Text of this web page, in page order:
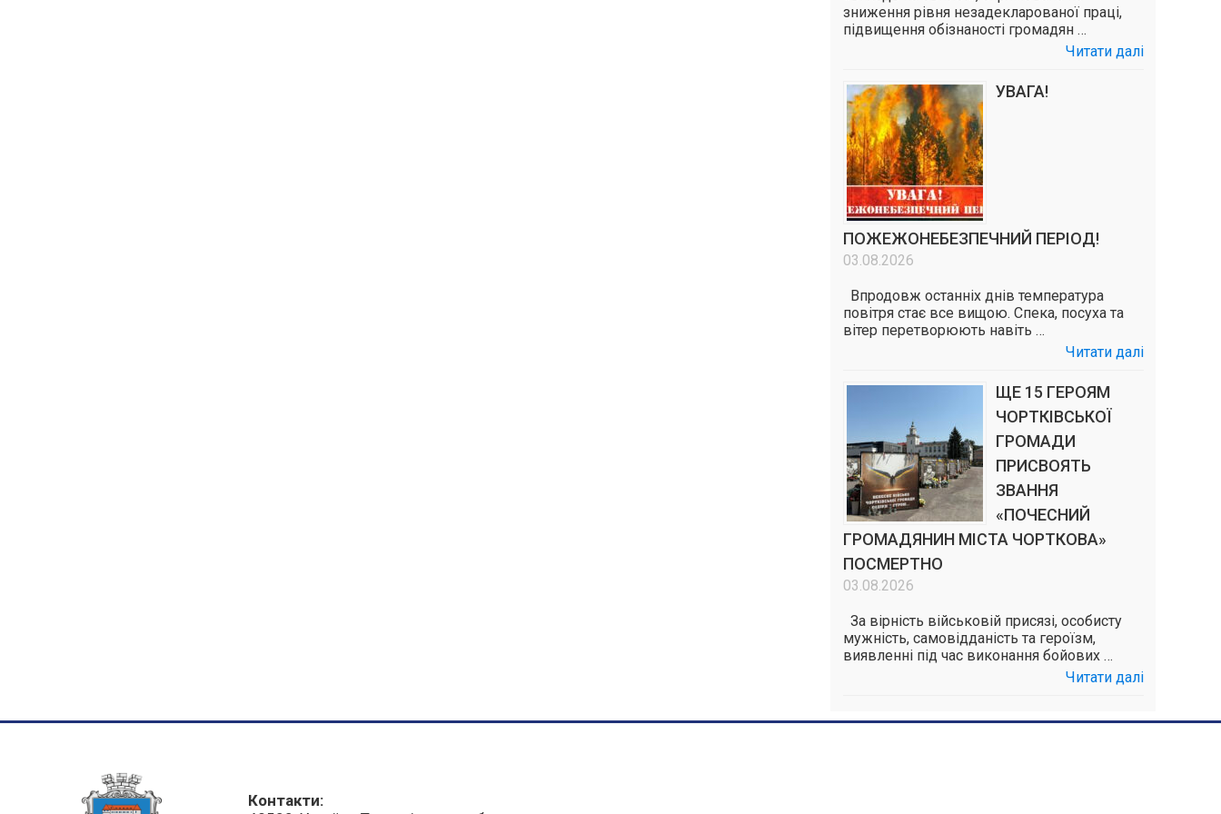
зниження рівня незадекларованої праці,
підвищення обізнаності громадян …
Читати далі
УВАГА!
ПОЖЕЖОНЕБЕЗПЕЧНИЙ ПЕРІОД!
03.08.2026
Впродовж останніх днів температура
повітря стає все вищою. Спека, посуха та
вітер перетворюють навіть …
Читати далі
ЩЕ 15 ГЕРОЯМ
ЧОРТКІВСЬКОЇ
ГРОМАДИ
ПРИСВОЯТЬ
ЗВАННЯ
«ПОЧЕСНИЙ
ГРОМАДЯНИН МІСТА ЧОРТКОВА»
ПОСМЕРТНО
03.08.2026
За вірність військовій присязі, особисту
мужність, самовідданість та героїзм,
виявленні під час виконання бойових …
Читати далі
Контакти: